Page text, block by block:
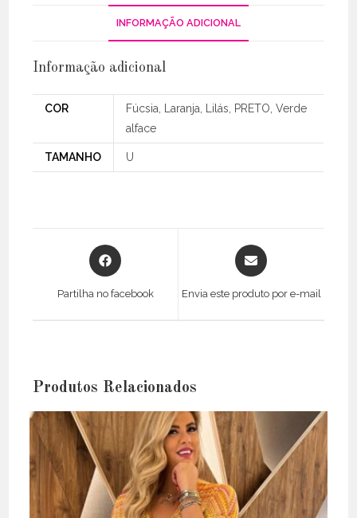
INFORMAÇÃO ADICIONAL
Informação adicional
COR
Fúcsia, Laranja, Lilás, PRETO, Verde
alface
TAMANHO U
Opens
in
Partilha no facebook
Opens
in
Envia este produto por e-mail
Produtos Relacionados